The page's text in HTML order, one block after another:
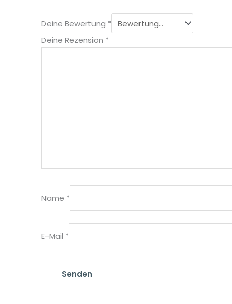
Deine Bewertung *
Deine Rezension *
Name *
E-Mail *